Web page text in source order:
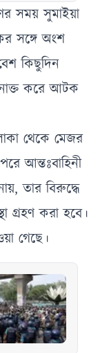
সময় সুমাইয়া
সঙ্গে অংশ
কিছুদিন
করে আটক
থেকে মেজর
আন্তঃবাহিনী
তার বিরুদ্ধে
গ্রহণ করা হবে।
গেছে।